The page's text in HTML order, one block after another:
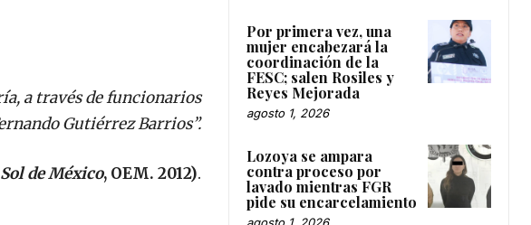
a través de funcionarios
Gutiérrez Barrios”.
de México, OEM. 2012).
Por primera vez, una
mujer encabezará la
coordinación de la
FESC; salen Rosiles y
Reyes Mejorada
agosto 1, 2026
Lozoya se ampara
contra proceso por
lavado mientras FGR
pide su encarcelamiento
agosto 1, 2026